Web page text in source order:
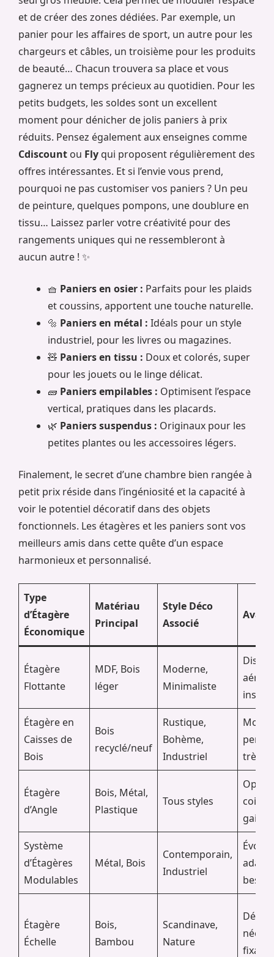
et de créer des zones dédiées. Par exemple, un
panier pour les affaires de sport, un autre pour les
chargeurs et câbles, un troisième pour les produits
de beauté… Chacun trouvera sa place et vous
gagnerez un temps précieux au quotidien. Pour les
petits budgets, les soldes sont un excellent
moment pour dénicher de jolis paniers à prix
réduits. Pensez également aux enseignes comme
Cdiscount ou Fly qui proposent régulièrement des
offres intéressantes. Et si l’envie vous prend,
pourquoi ne pas customiser vos paniers ? Un peu
de peinture, quelques pompons, une doublure en
tissu… Laissez parler votre créativité pour des
rangements uniques qui ne ressembleront à
aucun autre ! ✨
🧺 Paniers en osier : Parfaits pour les plaids
et coussins, apportent une touche naturelle.
🔩 Paniers en métal : Idéals pour un style
industriel, pour les livres ou magazines.
🧸 Paniers en tissu : Doux et colorés, super
pour les jouets ou le linge délicat.
🧱 Paniers empilables : Optimisent l’espace
vertical, pratiques dans les placards.
🌿 Paniers suspendus : Originaux pour les
petites plantes ou les accessoires légers.
Finalement, le secret d’une chambre bien rangée à
petit prix réside dans l’ingéniosité et la capacité à
voir le potentiel décoratif dans des objets
fonctionnels. Les étagères et les paniers sont vos
meilleurs amis dans cette quête d’un espace
harmonieux et personnalisé.
Type
d’Étagère
Économique
Matériau
Principal
Style Déco
Associé
Étagère
Flottante
MDF, Bois
léger
Moderne,
Minimaliste
Étagère en
Caisses de
Bois
Bois
recyclé/neuf
Rustique,
Bohème,
Industriel
très
Étagère
d’Angle
Bois, Métal,
Plastique
Tous styles
coins
gain
Système
d’Étagères
Modulables
Métal, Bois
Contemporain,
Industriel
Étagère
Échelle
Bois,
Bambou
Scandinave,
Nature